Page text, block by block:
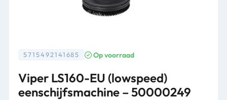
5715492141685 Op voorraad
Viper LS160-EU (lowspeed)
eenschijfsmachine – 50000249